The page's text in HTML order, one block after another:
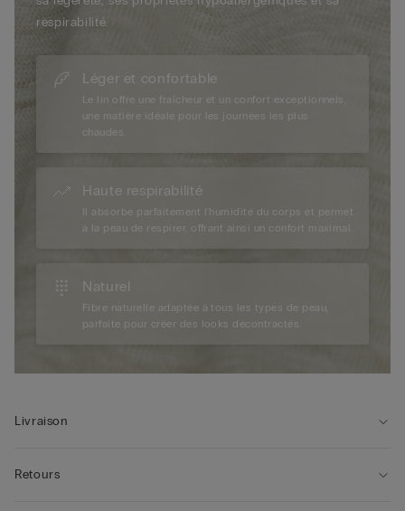
respirabilité.
Léger et confortable
Le lin offre une fraîcheur et un confort exceptionnels,
une matière idéale pour les journées les plus
chaudes.
Haute respirabilité
Il absorbe parfaitement l'humidité du corps et permet
à la peau de respirer, offrant ainsi un confort maximal.
Naturel
Fibre naturelle adaptée à tous les types de peau,
parfaite pour créer des looks décontractés.
Livraison
Retours